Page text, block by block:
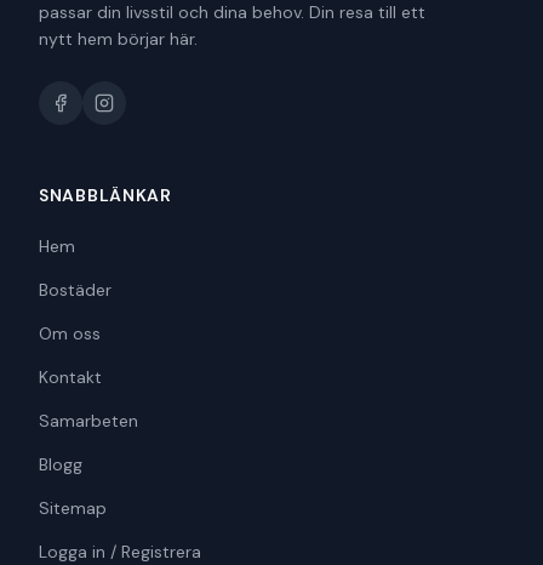
passar din livsstil och dina behov. Din resa till ett
nytt hem börjar här.
SNABBLÄNKAR
Hem
Bostäder
Om oss
Kontakt
Samarbeten
Blogg
Sitemap
Logga in / Registrera